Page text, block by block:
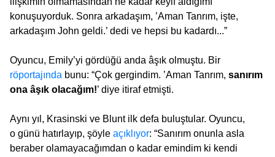
konuşuyorduk. Sonra arkadaşım, ’Aman Tanrım, işte,
arkadaşım John geldi.’ dedi ve hepsi bu kadardı...”
Oyuncu, Emily’yi gördüğü anda âşık olmuştu. Bir
röportajında bunu: “Çok gergindim. ’Aman Tanrım, sanırım
ona âşık olacağım!’ diye itiraf etmişti.
Aynı yıl, Krasinski ve Blunt ilk defa buluştular. Oyuncu,
o günü hatırlayıp, şöyle açıklıyor: “Sanırım onunla asla
beraber olamayacağımdan o kadar emindim ki kendi